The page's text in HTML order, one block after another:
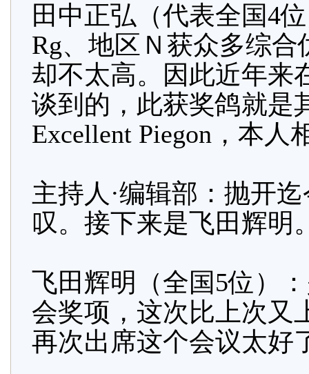
田中正弘（代表全国4
Rg、地区Ｎ获众多综
却不太高。因此近年来
谈到的，此获奖鸽就是
Excellent Piegon，本人
主持人·编辑部：抛开
叹。接下来是飞田辉明
飞田辉明（全国5位）
会奖项，这次比上次又
再次出席这个会议太好